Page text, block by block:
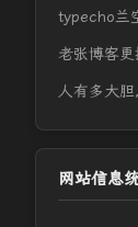
typecho兰
老张博客更
人有多大胆
网站信息